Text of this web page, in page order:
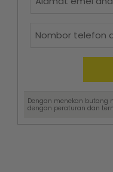
Dengan menekan butang
dengan peraturan dan